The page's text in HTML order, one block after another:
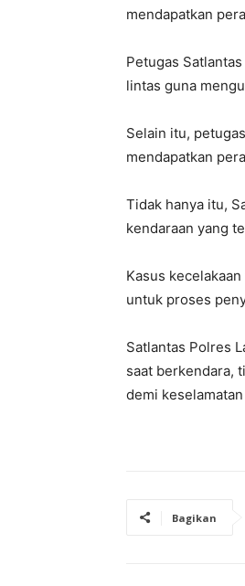
mendapatkan
Petugas
lintas guna
Selain itu,
mendapatkan
Tidak hanya itu,
kendaraan yang
Kasus
untuk proses
Satlantas Polres
saat berkendara,
demi
Bagikan